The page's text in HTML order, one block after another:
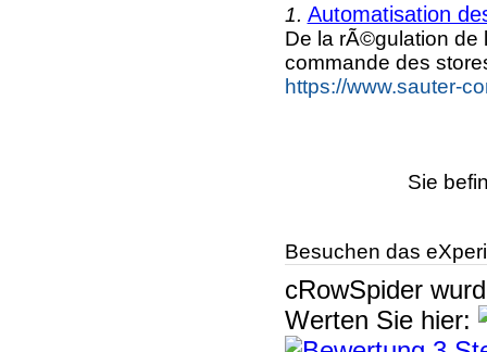
1. Automatisation
De la rÃ©gulation
commande des
https://www.sauter-
Sie
Besuchen das
cRowSpider
Werten Sie hier: